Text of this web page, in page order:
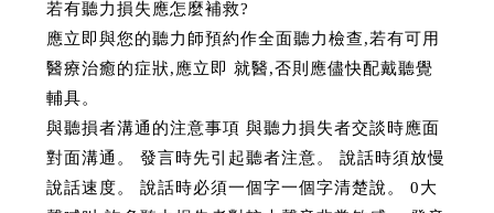
若有聽力損失應怎麼補救?
應立即與您的聽力師預約作全面聽力檢查,若有可用
醫療治癒的症狀,應立即 就醫,否則應儘快配戴聽覺
輔具。
與聽損者溝通的注意事項 與聽力損失者交談時應面
對面溝通。 發言時先引起聽者注意。 說話時須放慢
說話速度。 說話時必須一個字一個字清楚說。 0大